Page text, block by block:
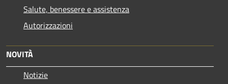
Salute, benessere e assistenza
Autorizzazioni
NOVITÀ
Notizie